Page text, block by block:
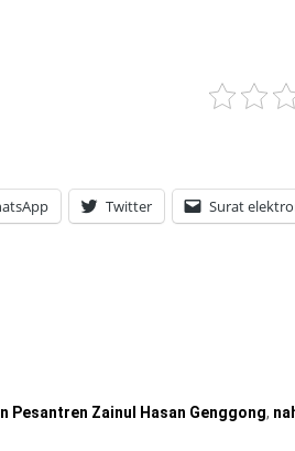
Twitter Surat
Pesantren Zainul Hasan Genggong,